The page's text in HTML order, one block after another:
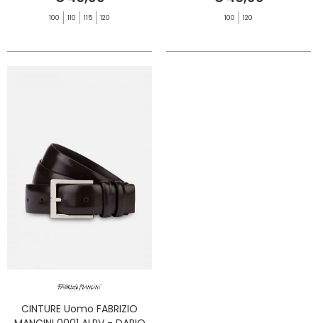
100 110 115 120 100 120
CINTURE Uomo FABRIZIO